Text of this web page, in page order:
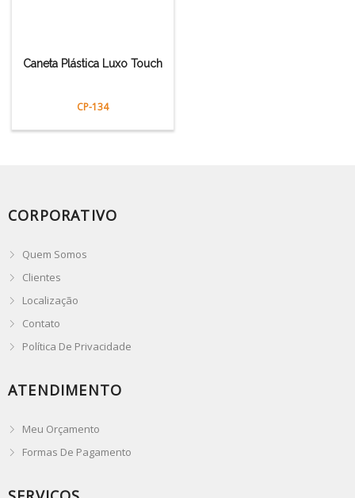
Caneta Plástica Luxo Touch
CP-134
CORPORATIVO
Quem Somos
Clientes
Localização
Contato
Política De Privacidade
ATENDIMENTO
Meu Orçamento
Formas De Pagamento